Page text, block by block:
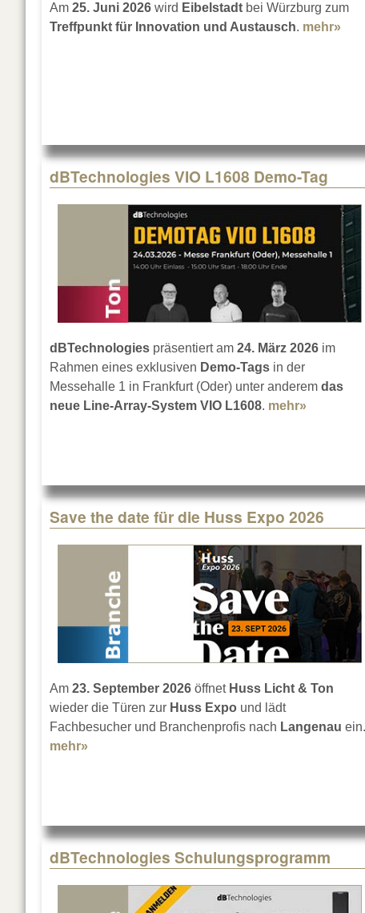
Am 25. Juni 2026 wird Eibelstadt bei Würzburg zum
Treffpunkt für Innovation und Austausch. mehr»
dBTechnologies VIO L1608 Demo-Tag
dBTechnologies präsentiert am 24. März 2026 im
Rahmen eines exklusiven Demo-Tags in der
Messehalle 1 in Frankfurt (Oder) unter anderem das
neue Line-Array-System VIO L1608. mehr»
Save the date für die Huss Expo 2026
Am 23. September 2026 öffnet Huss Licht & Ton
wieder die Türen zur Huss Expo und lädt
Fachbesucher und Branchenprofis nach Langenau ein.
mehr»
dBTechnologies Schulungsprogramm